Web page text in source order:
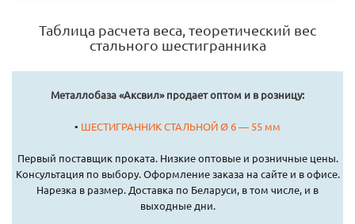
Таблица расчета веса, теоретический вес
стального шестигранника
Металлобаза «Аксвил» продает оптом и в розницу:
• ШЕСТИГРАННИК СТАЛЬНОЙ Ø 6 — 55 мм
Первый поставщик проката. Низкие оптовые и розничные цены.
Консультация по выбору. Оформление заказа на сайте и в офисе.
Нарезка в размер. Доставка по Беларуси, в том числе, и в
выходные дни.